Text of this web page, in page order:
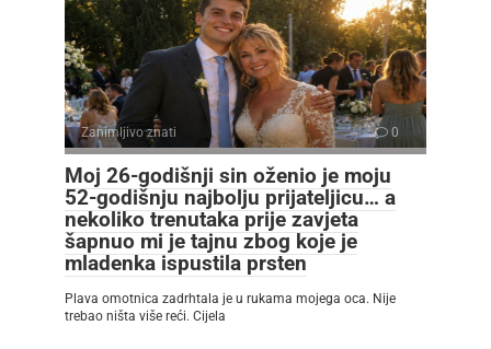
Zanimljivo znati 0
Moj 26-godišnji sin oženio je moju
52-godišnju najbolju prijateljicu… a
nekoliko trenutaka prije zavjeta
šapnuo mi je tajnu zbog koje je
mladenka ispustila prsten
Plava omotnica zadrhtala je u rukama mojega oca. Nije
trebao ništa više reći. Cijela